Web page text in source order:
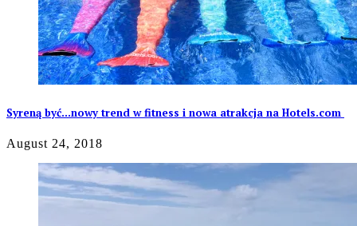
Syreną być…nowy trend w fitness i nowa atrakcja na Hotels.com
August 24, 2018